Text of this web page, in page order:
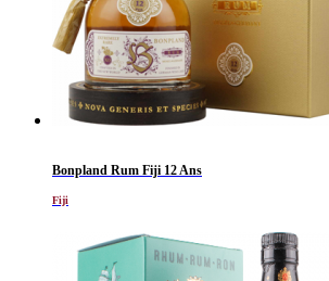
Bonpland Rum Fiji 12 Ans
Fiji